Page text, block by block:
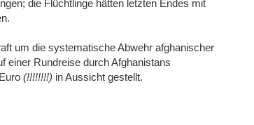
die Flüchtlinge hätten letzten Endes mit
um die systematische Abwehr afghanischer
einer Rundreise durch Afghanistans
(!!!!!!!!) in Aussicht gestellt.